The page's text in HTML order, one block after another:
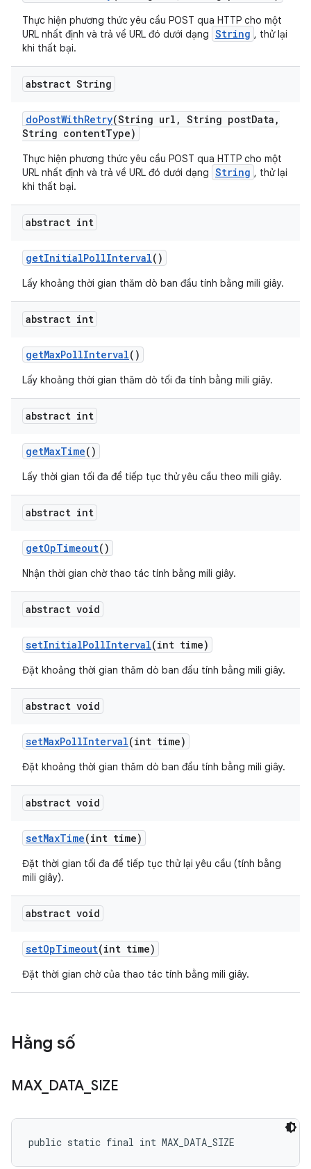
Thực hiện phương thức yêu cầu POST qua HTTP cho một
URL nhất định và trả về URL đó dưới dạng String , thử lại
khi thất bại.
abstract String
doPostWithRetry(String url , String postData ,
String contentType)
Thực hiện phương thức yêu cầu POST qua HTTP cho một
URL nhất định và trả về URL đó dưới dạng String , thử lại
khi thất bại.
abstract int
getInitialPollInterval()
Lấy khoảng thời gian thăm dò ban đầu tính bằng mili giây.
abstract int
getMaxPollInterval()
Lấy khoảng thời gian thăm dò tối đa tính bằng mili giây.
abstract int
getMaxTime()
Lấy thời gian tối đa để tiếp tục thử yêu cầu theo mili giây.
abstract int
getOpTimeout()
Nhận thời gian chờ thao tác tính bằng mili giây.
abstract void
setInitialPollInterval(int time)
Đặt khoảng thời gian thăm dò ban đầu tính bằng mili giây.
abstract void
setMaxPollInterval(int time)
Đặt khoảng thời gian thăm dò ban đầu tính bằng mili giây.
abstract void
setMaxTime(int time)
Đặt thời gian tối đa để tiếp tục thử lại yêu cầu (tính bằng
mili giây).
abstract void
setOpTimeout(int time)
Đặt thời gian chờ của thao tác tính bằng mili giây.
Hằng số
MAX_ DATA SIZE
public static final int MAX_DATA_SIZE